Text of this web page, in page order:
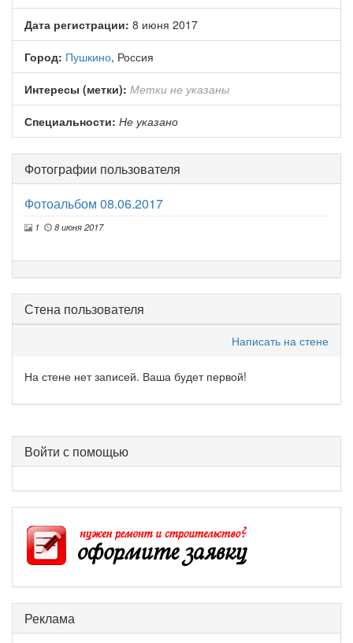
Дата регистрации: 8 июня 2017
Город: Пушкино, Россия
Интересы (метки): Метки не указаны
Специальности: Не указано
Фотографии пользователя
Фотоальбом 08.06.2017
1 8 июня 2017
Стена пользователя
Написать на стене
На стене нет записей. Ваша будет первой!
Войти с помощью
Реклама